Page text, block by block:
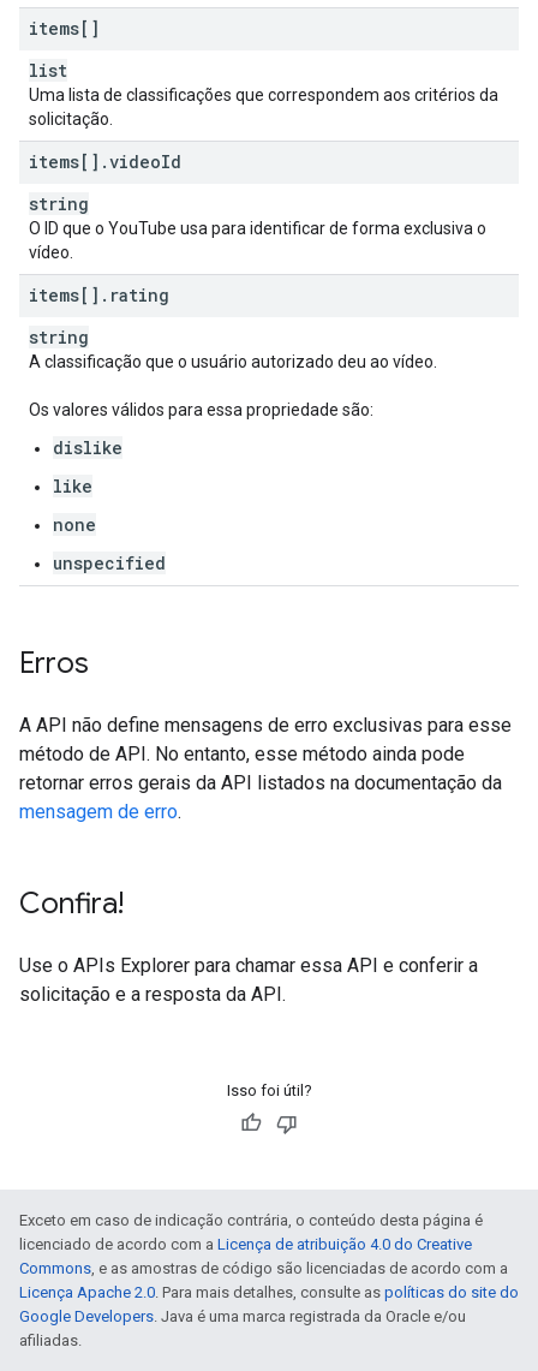
items[]
list
Uma lista de classificações que correspondem aos critérios da
solicitação.
items[] .videoId
string
O ID que o YouTube usa para identificar de forma exclusiva o
vídeo.
items[] . rating
string
A classificação que o usuário autorizado deu ao vídeo.
Os valores válidos para essa propriedade são:
dislike
like
none
unspecified
Erros
A API não define mensagens de erro exclusivas para esse
método de API. No entanto, esse método ainda pode
retornar erros gerais da API listados na documentação da
mensagem de erro.
Confira!
Use o APIs Explorer para chamar essa API e conferir a
solicitação e a resposta da API.
Isso foi útil?
Exceto em caso de indicação contrária, o conteúdo desta página é
licenciado de acordo com a Licença de atribuição 4.0 do Creative
Commons, e as amostras de código são licenciadas de acordo com a
Licença Apache 2.0. Para mais detalhes, consulte as políticas do site do
Google Developers. Java é uma marca registrada da Oracle e/ou
afiliadas.